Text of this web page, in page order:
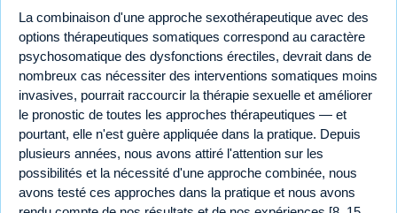
La combinaison d'une approche sexothérapeutique avec des
options thérapeutiques somatiques correspond au caractère
psychosomatique des dysfonctions érectiles, devrait dans de
nombreux cas nécessiter des interventions somatiques moins
invasives, pourrait raccourcir la thérapie sexuelle et améliorer
le pronostic de toutes les approches thérapeutiques — et
pourtant, elle n'est guère appliquée dans la pratique. Depuis
plusieurs années, nous avons attiré l'attention sur les
possibilités et la nécessité d'une approche combinée, nous
avons testé ces approches dans la pratique et nous avons